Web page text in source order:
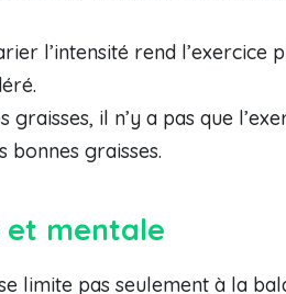
l’intensité rend l’exercice
graisses, il n’y a pas que
bonnes graisses.
mentale
limite pas seulement à la